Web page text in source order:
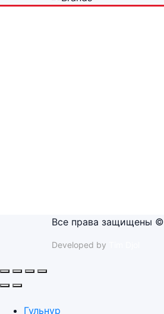
Все права защищены
Developed by
Гульнур